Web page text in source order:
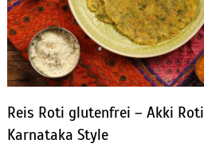
Reis Roti glutenfrei – Akki Roti
Karnataka Style